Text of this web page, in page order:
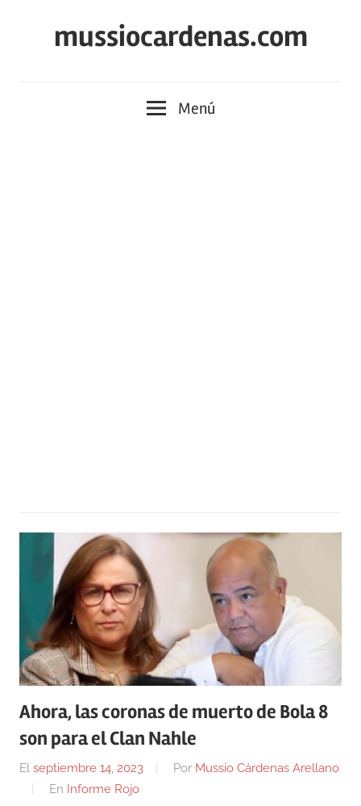
mussiocardenas.com
Menú
Ahora, las coronas de muerto de Bola 8
son para el Clan Nahle
El septiembre 14, 2023 Por Mussio Cárdenas Arellano
En Informe Rojo